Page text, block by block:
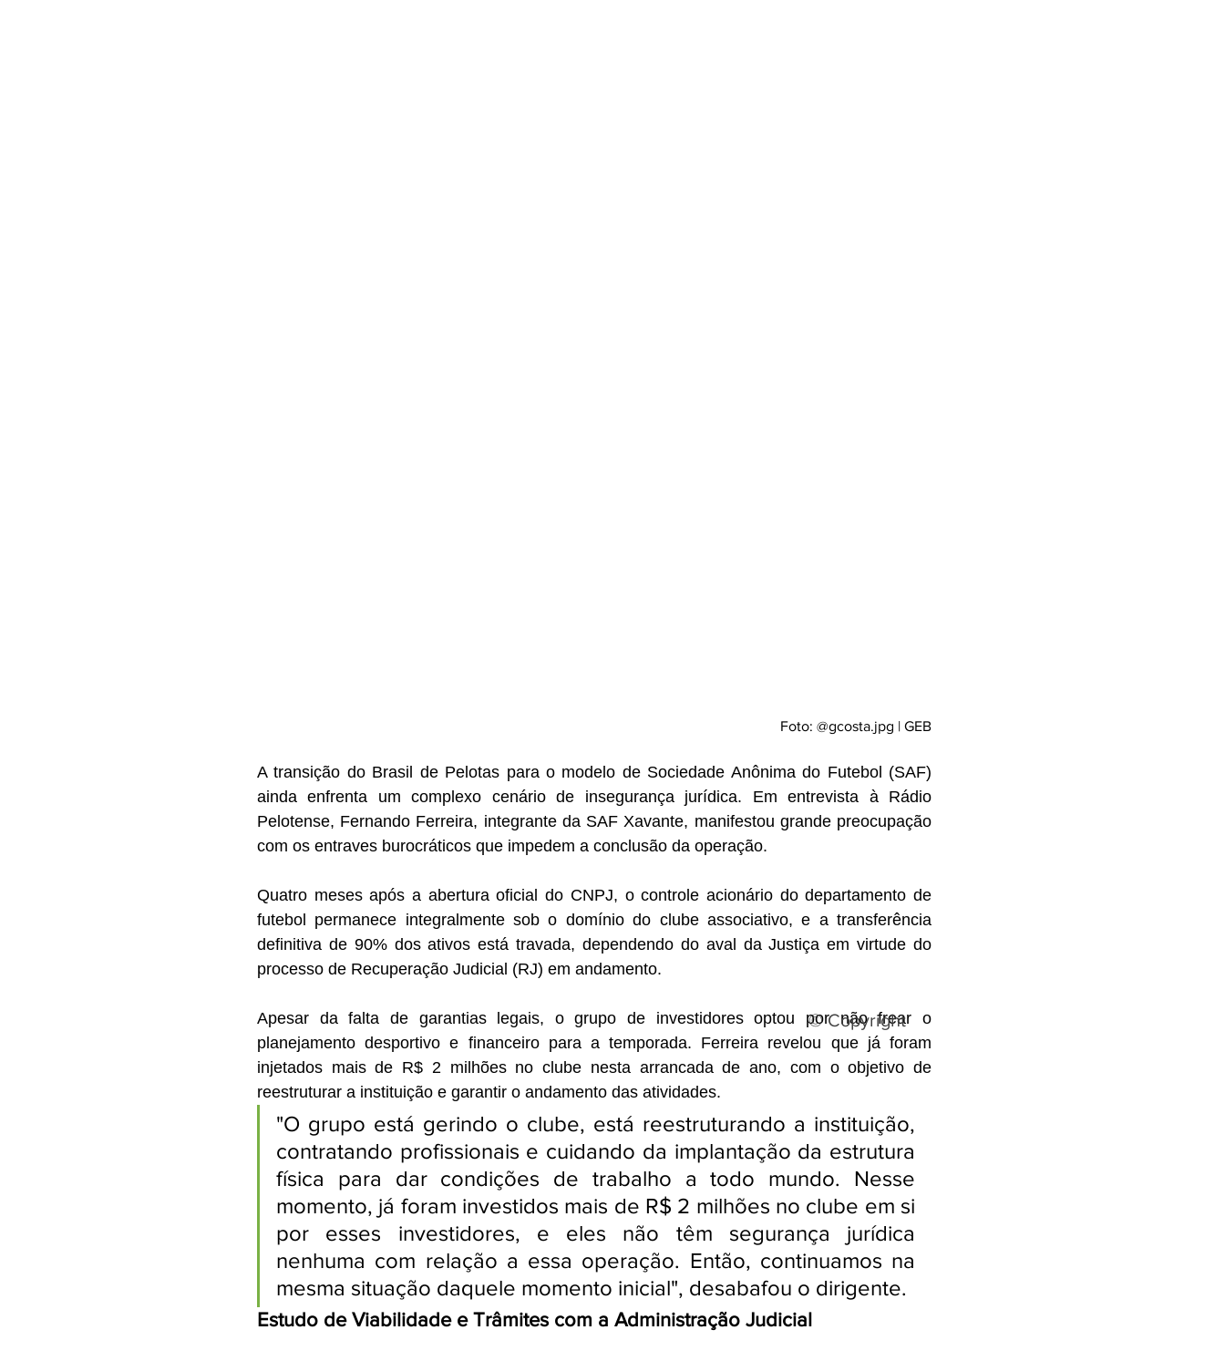
Foto: @gcosta.jpg | GEB
A transição do Brasil de Pelotas para o modelo de Sociedade Anônima do Futebol (SAF)
ainda enfrenta um complexo cenário de insegurança jurídica. Em entrevista à Rádio
Pelotense, Fernando Ferreira, integrante da SAF Xavante, manifestou grande preocupação
com os entraves burocráticos que impedem a conclusão da operação.
Quatro meses após a abertura oficial do CNPJ, o controle acionário do departamento de
futebol permanece integralmente sob o domínio do clube associativo, e a transferência
definitiva de 90% dos ativos está travada, dependendo do aval da Justiça em virtude do
processo de Recuperação Judicial (RJ) em andamento.
Apesar da falta de garantias legais, o grupo de investidores optou por não frear o
planejamento desportivo e financeiro para a temporada. Ferreira revelou que já foram
injetados mais de R$ 2 milhões no clube nesta arrancada de ano, com o objetivo de
reestruturar a instituição e garantir o andamento das atividades.
"O grupo está gerindo o clube, está reestruturando a instituição,
contratando profissionais e cuidando da implantação da estrutura
física para dar condições de trabalho a todo mundo. Nesse
momento, já foram investidos mais de R$ 2 milhões no clube em si
por esses investidores, e eles não têm segurança jurídica
nenhuma com relação a essa operação. Então, continuamos na
mesma situação daquele momento inicial", desabafou o dirigente.
Estudo de Viabilidade e Trâmites com a Administração Judicial
© Copyright